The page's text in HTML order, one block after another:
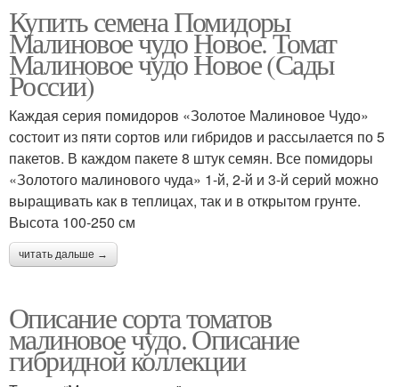
Купить семена Помидоры
Малиновое чудо Новое. Томат
Малиновое чудо Новое (Сады
России)
Каждая серия помидоров «Золотое Малиновое Чудо»
состоит из пяти сортов или гибридов и рассылается по 5
пакетов. В каждом пакете 8 штук семян. Все помидоры
«Золотого малинового чуда» 1-й, 2-й и 3-й серий можно
выращивать как в теплицах, так и в открытом грунте.
Высота 100-250 см
читать дальше →
Описание сорта томатов
малиновое чудо. Описание
гибридной коллекции